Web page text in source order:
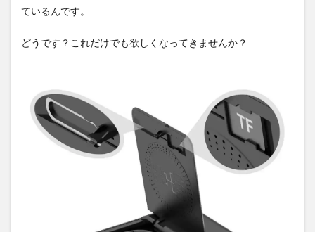
ているんです。
どうです？これだけでも欲しくなってきませんか？